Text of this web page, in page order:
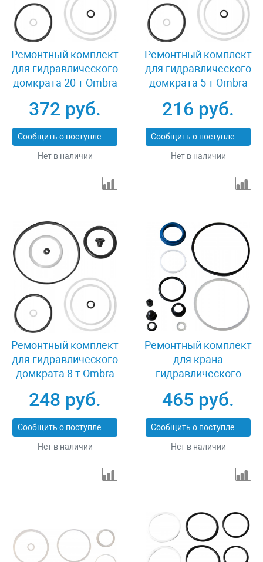
Ремонтный комплект
для гидравлического
домкрата 20 т Ombra
372 руб.
Сообщить о поступлении
Нет в наличии
Ремонтный комплект
для гидравлического
домкрата 5 т Ombra
216 руб.
Сообщить о поступлении
Нет в наличии
Ремонтный комплект
для гидравлического
домкрата 8 т Ombra
248 руб.
Сообщить о поступлении
Нет в наличии
Ремонтный комплект
для крана
гидравлического
2 т Ombra OHT702MRK
465 руб.
Сообщить о поступлении
Нет в наличии